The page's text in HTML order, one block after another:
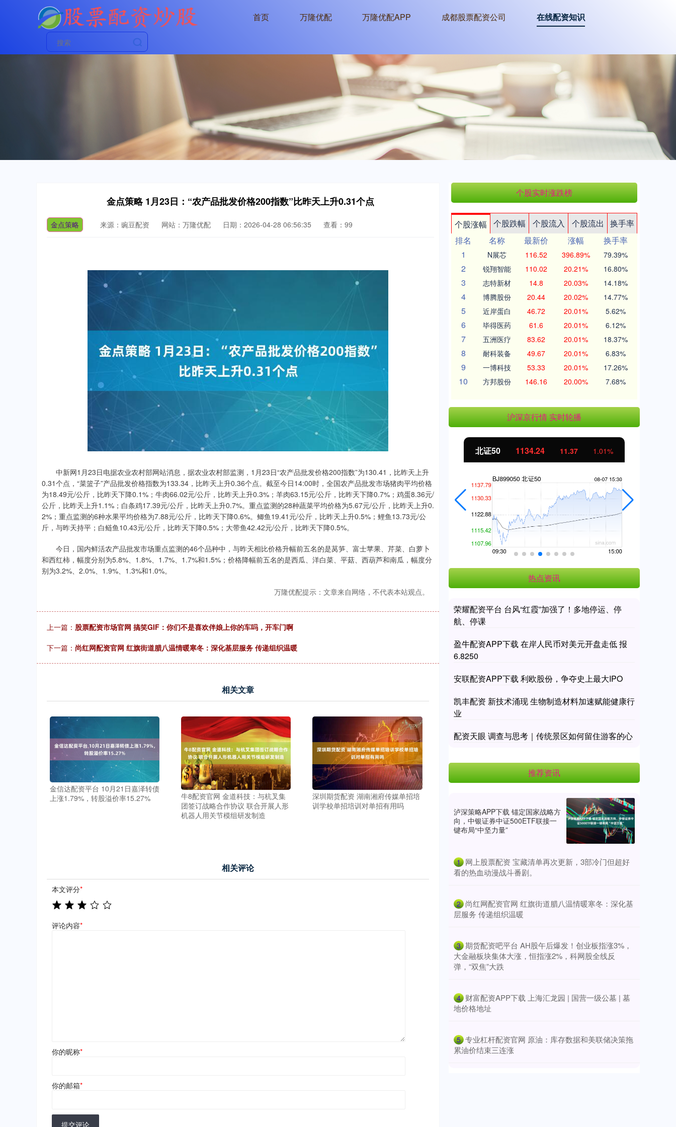
首页 万隆优配 万隆优配APP 成都股票配资公司 在线配资知识
金点策略 1月23日：“农产品批发价格200指数”比昨天上升0.31个点
金点策略 来源：豌豆配资 网站：万隆优配 日期：2026-04-28 06:56:35 查看：99
中新网1月23日电据农业农村部网站消息，据农业农村部监测，1月23日“农产品批发价格200指数”为130.41，比昨天上升
0.31个点，“菜篮子”产品批发价格指数为133.34，比昨天上升0.36个点。截至今日14:00时，全国农产品批发市场猪肉平均价格
为18.49元/公斤，比昨天下降0.1%；牛肉66.02元/公斤，比昨天上升0.3%；羊肉63.15元/公斤，比昨天下降0.7%；鸡蛋8.36元/
公斤，比昨天上升1.1%；白条鸡17.39元/公斤，比昨天上升0.7%。重点监测的28种蔬菜平均价格为5.67元/公斤，比昨天上升0.
2%；重点监测的6种水果平均价格为7.88元/公斤，比昨天下降0.6%。鲫鱼19.41元/公斤，比昨天上升0.5%；鲤鱼13.73元/公
斤，与昨天持平；白鲢鱼10.43元/公斤，比昨天下降0.5%；大带鱼42.42元/公斤，比昨天下降0.5%。
今日，国内鲜活农产品批发市场重点监测的46个品种中，与昨天相比价格升幅前五名的是莴笋、富士苹果、芹菜、白萝卜
和西红柿，幅度分别为5.8%、1.8%、1.7%、1.7%和1.5%；价格降幅前五名的是西瓜、洋白菜、平菇、西葫芦和南瓜，幅度分
别为3.2%、2.0%、1.9%、1.3%和1.0%。
万隆优配提示：文章来自网络，不代表本站观点。
上一篇： 股票配资市场官网 搞笑GIF：你们不是喜欢伴娘上你的车吗，开车门啊
下一篇： 尚红网配资官网 红旗街道腊八温情暖寒冬：深化基层服务 传递组织温暖
相关文章
金信达配资平台 10月21日嘉泽转债
上涨1.79%，转股溢价率15.27%
牛8配资官网 金道科技：与杭叉集
团签订战略合作协议 联合开展人形
机器人用关节模组研发制造
深圳期货配资 湖南湘府传媒单招培
训学校单招培训对单招有用吗
相关评论
本文评分*
评论内容*
你的昵称*
你的邮箱*
提交评论
个股实时涨跌榜
个股涨幅 个股跌幅 个股流入 个股流出
换手率
排名
名称 最新价 涨幅
换手率
1
N展芯 116.52 396.89% 79.39%
2 锐翔智能 110.02 20.21% 16.80%
3 志特新材 14.8 20.03% 14.18%
4 博腾股份 20.44 20.02% 14.77%
5 近岸蛋白 46.72 20.01% 5.62%
6 毕得医药 61.6 20.01% 6.12%
7 五洲医疗 83.62 20.01% 18.37%
8 耐科装备 49.67 20.01% 6.83%
9 一博科技 53.33 20.01% 17.26%
10 方邦股份 146.16 20.00% 7.68%
沪深京行情 实时轮播
深证成指 14311.01 200.89 1.42% 沪深300 4694.44 43.13 北证50 1134.24 11.37 1.01%
热点资讯
荣耀配资平台 台风“红霞”加强了！多地停运、停
航、停课
盈牛配资APP下载 在岸人民币对美元开盘走低 报
6.8250
安联配资APP下载 利欧股份，争夺史上最大IPO
凯丰配资 新技术涌现 生物制造材料加速赋能健康行
业
配资天眼 调查与思考｜传统景区如何留住游客的心
推荐资讯
泸深策略APP下载 锚定国家战略方
向，中银证券中证500ETF联接一
键布局“中坚力量”
1 ​网上股票配资 宝藏清单再次更新，3部冷门但超好
看的热血动漫战斗番剧。
2 ​尚红网配资官网 红旗街道腊八温情暖寒冬：深化基
层服务 传递组织温暖
3 ​期货配资吧平台 AH股午后爆发！创业板指涨3%，
大金融板块集体大涨，恒指涨2%，科网股全线反
弹，“双焦”大跌
4 ​财富配资APP下载 上海汇龙园 | 国营一级公墓 | 墓
地价格地址
5 ​专业杠杆配资官网 原油：库存数据和美联储决策拖
累油价结束三连涨